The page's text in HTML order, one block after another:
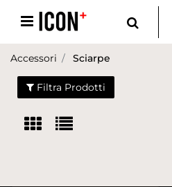
Open menu
Accessori Sciarpe
Filtra Prodotti